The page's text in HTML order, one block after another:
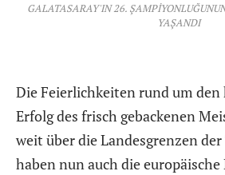
GALATASARAY'IN 26.
YAŞANDI
Die Feierlichkeiten rund um
Erfolg des frisch gebackenen
weit über die Landesgrenzen
haben nun auch die